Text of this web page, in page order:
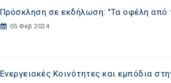
Πρόσκληση σε εκδήλωση: "Τα οφέλη από
05 Φεβ 2024
Ενεργειακές Κοινότητες και εμπόδια